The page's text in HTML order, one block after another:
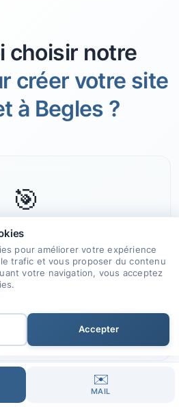
choisir notre
créer votre site
à Begles ?
🎯
et Savoir-faire
expérience et nos
à votre service pour
internet qui vous
✉️
MAIL
pour améliorer votre expérience
trafic et vous proposer du contenu
votre navigation, vous acceptez
Accepter